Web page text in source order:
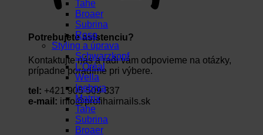
Potrebujete asistenciu?
Kontaktujte nás a radi vám odpovieme na otázky,
prípadne poradíme pri výbere.
tel: +421 905 509 337
e-mail: info@profihairnails.sk
Tahe
Broaer
Subrina
Roso
Styling a úprava
Schwarzkopf
L’Oréal
Wella
Inebrya
Matrix
Tahe
Subrina
Broaer